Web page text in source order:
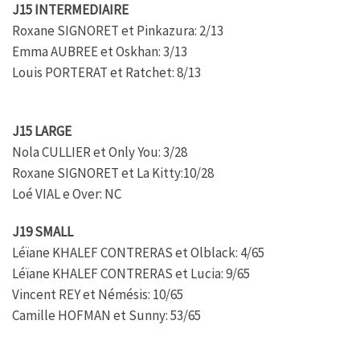
J15 INTERMEDIAIRE
Roxane SIGNORET et Pinkazura: 2/13
Emma AUBREE et Oskhan: 3/13
Louis PORTERAT et Ratchet: 8/13
J15 LARGE
Nola CULLIER et Only You: 3/28
Roxane SIGNORET et La Kitty:10/28
Loé VIAL e Over: NC
J19 SMALL
Léïane KHALEF CONTRERAS et Olblack: 4/65
Léïane KHALEF CONTRERAS et Lucia: 9/65
Vincent REY et Némésis: 10/65
Camille HOFMAN et Sunny: 53/65